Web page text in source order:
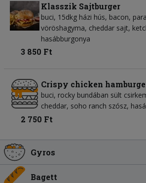
Klasszik Sajtburger
buci, 15dkg házi hús, bacon,
vöröshagyma, cheddar sajt,
hasábburgonya
3 850 Ft
Crispy chicken
buci, rocky bundában sült
cheddar, soho ranch szósz,
2 750 Ft
Gyros
Bagett